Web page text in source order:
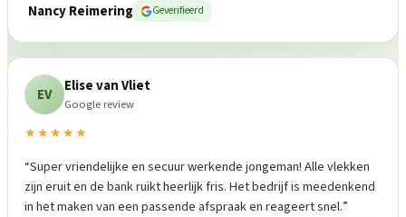
Nancy Reimering
Geverifieerd
EV Elise van Vliet
Google review
★★★★★
“Super vriendelijke en secuur werkende jongeman! Alle vlekken
zijn eruit en de bank ruikt heerlijk fris. Het bedrijf is meedenkend
in het maken van een passende afspraak en reageert snel.”